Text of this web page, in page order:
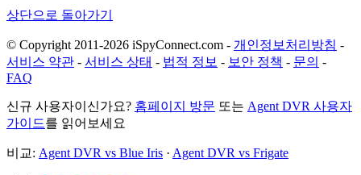
상단으로 돌아가기
© Copyright 2011-2026 iSpyConnect.com - 개인정보처리방침 -
서비스 약관 - 서비스 상태 - 법적 정보 - 보안 정책 - 문의 -
FAQ
신규 사용자이신가요? 홈페이지 방문 또는 Agent DVR 사용자
가이드를 읽어보세요
비교: Agent DVR vs Blue Iris · Agent DVR vs Frigate